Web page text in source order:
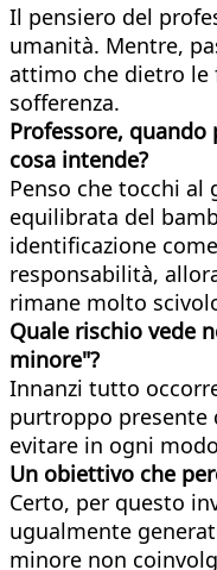
Il pensiero del
umanità. Mentre,
attimo che dietro le
sofferenza.
Professore,
cosa intende?
Penso che tocchi
equilibrata del
identificazione
responsabilità,
rimane molto
Quale rischio vede
minore"?
Innanzi tutto
purtroppo presente
evitare in ogni
Un obiettivo che
Certo, per questo
ugualmente
minore non